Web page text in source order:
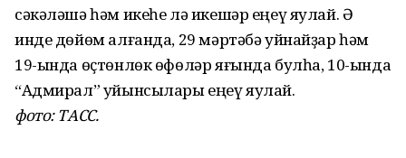
сәкәләшә һәм икеһе лә икешәр еңеү яулай. Ә
инде дөйөм алғанда, 29 мәртәбә уйнайҙар һәм
19-ында өҫтөнлөк өфөләр яғында булһа, 10-ында
“Адмирал” уйынсылары еңеү яулай.
фото: ТАСС.